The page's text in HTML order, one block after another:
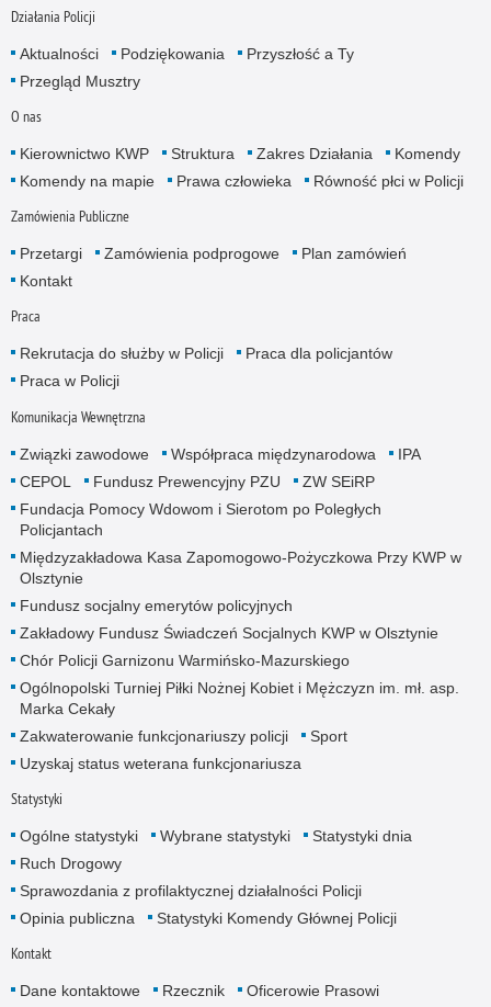
Działania Policji
Aktualności Podziękowania
Przyszłość a Ty
Przegląd Musztry
O nas
Kierownictwo KWP Struktura Zakres Działania
Komendy
Komendy na mapie
Prawa człowieka Równość płci w Policji
Zamówienia Publiczne
Przetargi Zamówienia podprogowe
Plan zamówień
Kontakt
Praca
Rekrutacja do służby w Policji
Praca dla policjantów
Praca w Policji
Komunikacja Wewnętrzna
Związki zawodowe Współpraca międzynarodowa
IPA
CEPOL
Fundusz Prewencyjny PZU
ZW SEiRP
Fundacja Pomocy Wdowom i Sierotom po Poległych
Policjantach
Międzyzakładowa Kasa Zapomogowo-Pożyczkowa Przy KWP w
Olsztynie
Fundusz socjalny emerytów policyjnych
Zakładowy Fundusz Świadczeń Socjalnych KWP w Olsztynie
Chór Policji Garnizonu Warmińsko-Mazurskiego
Ogólnopolski Turniej Piłki Nożnej Kobiet i Mężczyzn im. mł. asp.
Marka Cekały
Zakwaterowanie funkcjonariuszy policji
Sport
Uzyskaj status weterana funkcjonariusza
Statystyki
Ogólne statystyki Wybrane statystyki
Statystyki dnia
Ruch Drogowy
Sprawozdania z profilaktycznej działalności Policji
Opinia publiczna
Statystyki Komendy Głównej Policji
Kontakt
Dane kontaktowe Rzecznik
Oficerowie Prasowi